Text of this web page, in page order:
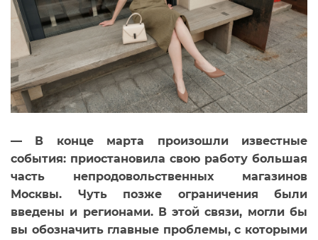
—
В конце марта произошли известные
события: приостановила свою работу большая
часть непродовольственных магазинов
Москвы. Чуть позже ограничения были
введены и регионами. В этой связи, могли бы
вы обозначить главные проблемы, с которыми